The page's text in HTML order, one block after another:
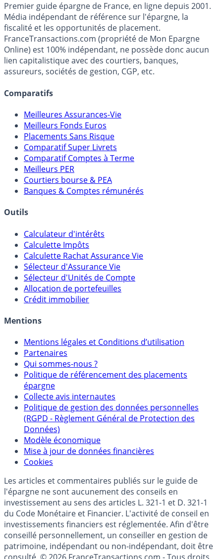
Premier guide épargne de France, en ligne depuis 2001.
Média indépendant de référence sur l'épargne, la
fiscalité et les opportunités de placement.
FranceTransactions.com (propriété de Mon Epargne
Online) est 100% indépendant, ne possède donc aucun
lien capitalistique avec des courtiers, banques,
assureurs, sociétés de gestion, CGP, etc.
Comparatifs
Meilleures Assurances-Vie
Meilleurs Fonds Euros
Placements Sans Risque
Comparatif Super Livrets
Comparatif Comptes à Terme
Meilleurs PER
Courtiers bourse & PEA
Banques & Comptes rémunérés
Outils
Calculateur d'intérêts
Calculette Impôts
Calculette Rachat Assurance Vie
Sélecteur d'Assurance Vie
Sélecteur d'Unités de Compte
Allocation de portefeuilles
Crédit immobilier
Mentions
Mentions légales et Conditions d’utilisation
Partenaires
Qui sommes-nous ?
Politique de référencement des placements
épargne
Collecte avis internautes
Politique de gestion des données personnelles
(RGPD - Règlement Général de Protection des
Données)
Modèle économique
Mise à jour de données financières
Cookies
Les articles et commentaires publiés sur le guide de
l'épargne ne sont aucunement des conseils en
investissement au sens des articles L. 321-1 et D. 321-1
du Code Monétaire et Financier. L'activité de conseil en
investissements financiers est réglementée. Afin d'être
conseillé personnellement, un conseiller en gestion de
patrimoine, indépendant ou non-indépendant, doit être